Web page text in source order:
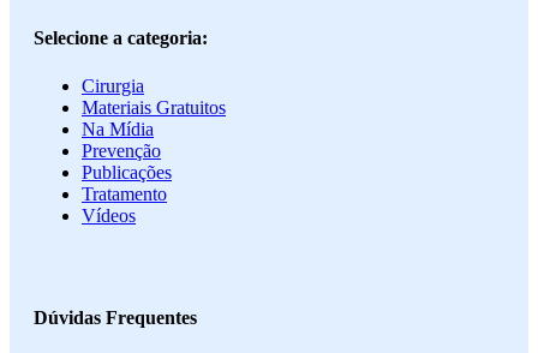
Selecione a categoria:
Cirurgia
Materiais Gratuitos
Na Mídia
Prevenção
Publicações
Tratamento
Vídeos
Dúvidas Frequentes